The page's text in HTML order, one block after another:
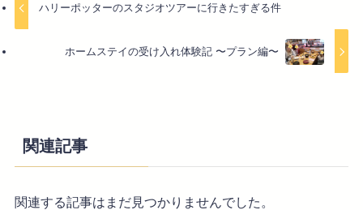
ハリーポッターのスタジオツアーに行きたすぎる件
ホームステイの受け入れ体験記 〜プラン編〜
関連記事
関連する記事はまだ見つかりませんでした。